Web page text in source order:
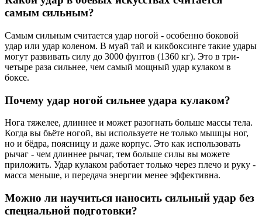
самым сильным?
Самым сильным считается удар ногой - особенно боковой
удар или удар коленом. В муай тай и кикбоксинге такие удары
могут развивать силу до 3000 фунтов (1360 кг). Это в три-
четыре раза сильнее, чем самый мощный удар кулаком в
боксе.
Почему удар ногой сильнее удара кулаком?
Нога тяжелее, длиннее и может разогнать больше массы тела.
Когда вы бьёте ногой, вы используете не только мышцы ног,
но и бёдра, поясницу и даже корпус. Это как использовать
рычаг - чем длиннее рычаг, тем больше силы вы можете
приложить. Удар кулаком работает только через плечо и руку -
масса меньше, и передача энергии менее эффективна.
Можно ли научиться наносить сильный удар без
специальной подготовки?